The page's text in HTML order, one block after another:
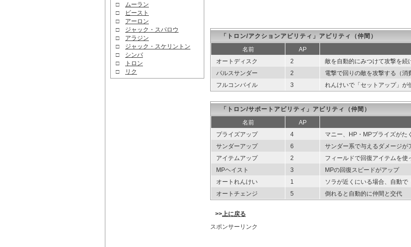
□ ムーラン
□
ビースト
□ アーロン
□ ジャック・スパロウ
□ アラジン
□ ジャック・スケリントン
□ シンバ
□
トロン
□
リク
「トロン/アクションアビリティ」アビリティ（仲間）
名前
AP
オートディスク
2
敵を自動的にみつけて攻撃を続
パルスサンダー
2
電撃で回りの敵を攻撃する（消
フルコンバイル
3 れんけいで「セットアップ」が
「トロン/サポートアビリティ」アビリティ（仲間）
名前
AP
プライズアップ
4
マニー、HP・MPプライズがた
サンダーアップ
6
サンダー系で与えるダメージが
アイテムアップ
2
フィールドで回復アイテムを使
MPヘイスト
3
MPの回復スピードがアップ
オートれんけい
1
ソラが近くにいる場合、自動で
オートチェンジ
5 倒れると自動的に仲間と交代
>>上に戻る
スポンサーリンク